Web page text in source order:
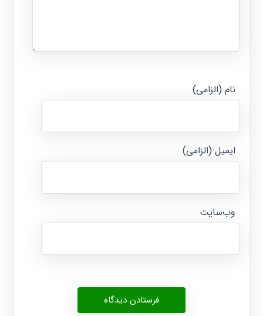
نام (الزامی)
ایمیل (الزامی)
وب‌سایت